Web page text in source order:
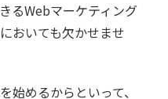
るWebマーケティング
おいても欠かせませ
始めるからといって、